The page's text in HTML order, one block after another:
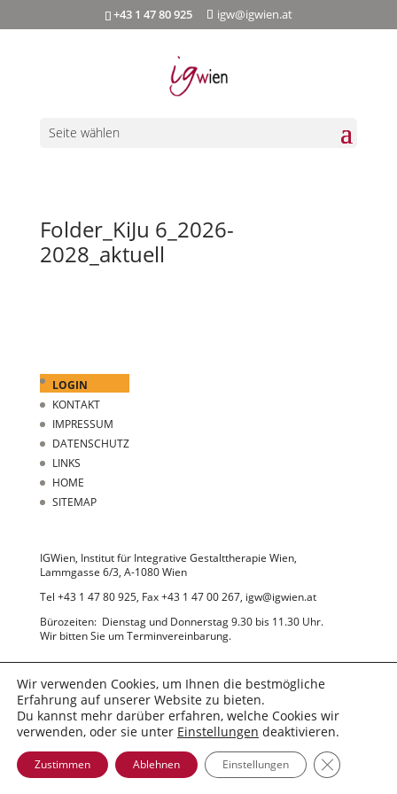
+43 1 47 80 925 igw@igwien.at
Seite wählen
Folder_KiJu 6_2026-
2028_aktuell
LOGIN
KONTAKT
IMPRESSUM
DATENSCHUTZ
LINKS
HOME
SITEMAP
IGWien, Institut für Integrative Gestalttherapie Wien,
Lammgasse 6/3, A-1080 Wien
Tel +43 1 47 80 925, Fax +43 1 47 00 267, igw@igwien.at
Bürozeiten: Dienstag und Donnerstag 9.30 bis 11.30 Uhr.
Wir bitten Sie um Terminvereinbarung.
© 2022 IGWien
Wir verwenden Cookies, um Ihnen die bestmögliche
Erfahrung auf unserer Website zu bieten.
Du kannst mehr darüber erfahren, welche Cookies wir
verwenden, oder sie unter Einstellungen deaktivieren.
Zustimmen Ablehnen Einstellungen GDPR